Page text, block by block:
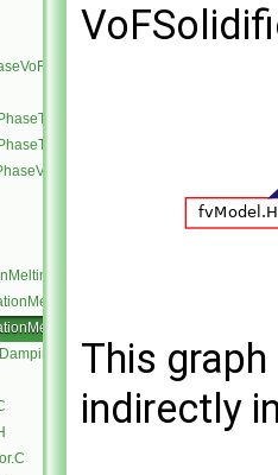
This
indirectly